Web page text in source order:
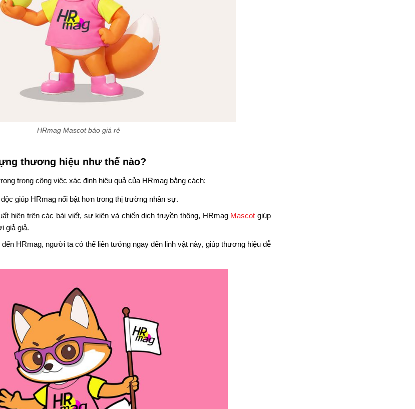
HRmag Mascot báo giá rẻ
thương hiệu như thế nào?
trong công việc xác định hiệu quả của HRmag bằng cách:
giúp HRmag nổi bật hơn trong thị trường nhân sự.
hiện trên các bài viết, sự kiện và chiến dịch truyền thông, HRmag Mascot giúp
giả giả.
đến HRmag, người ta có thể liên tưởng ngay đến linh vật này, giúp thương hiệu dễ